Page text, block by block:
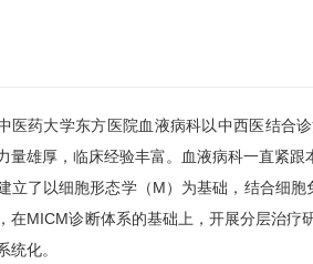
医药大学东方医院血液病科以中西医结合
量雄厚，临床经验丰富。血液病科一直紧
立了以细胞形态学（M）为基础，结合细
在MICM诊断体系的基础上，开展分层治
统化。